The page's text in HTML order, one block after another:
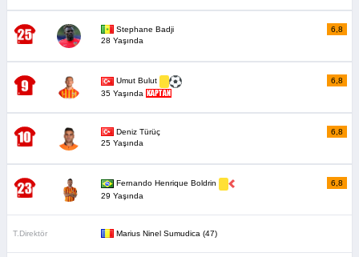
Stephane Badji
28 Yaşında
6,8
Umut Bulut
35 Yaşında
6,8
Deniz Türüç
25 Yaşında
6,8
Fernando Henrique Boldrin
29 Yaşında
6,8
T.Direktör Marius Ninel Sumudica (47)